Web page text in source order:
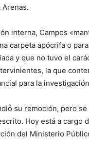
interna, Campos
carpeta apócrifa o
y que no tuvo el
la que
para la
su remoción, pero
Hoy está a cargo
del Ministerio